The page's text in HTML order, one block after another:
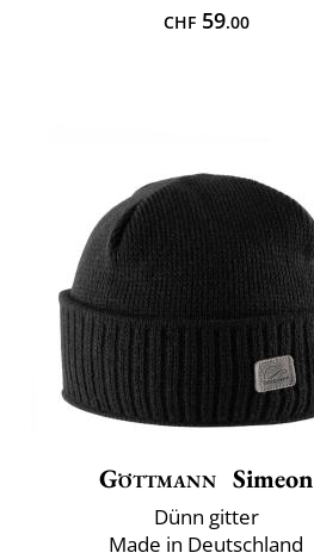
CHF59.00
Göttmann Simeon
Dünn gitter
Made in Deutschland